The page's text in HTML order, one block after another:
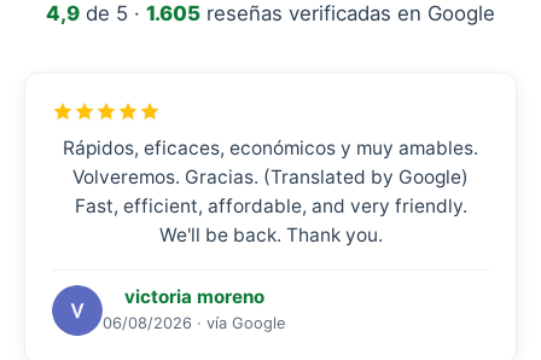
4,9 de 5 · 1.605 reseñas verificadas en Google
Rápidos, eficaces, económicos y muy amables.
Volveremos. Gracias. (Translated by Google)
Fast, efficient, affordable, and very friendly.
We'll be back. Thank you.
victoria moreno
06/08/2026 · vía Google